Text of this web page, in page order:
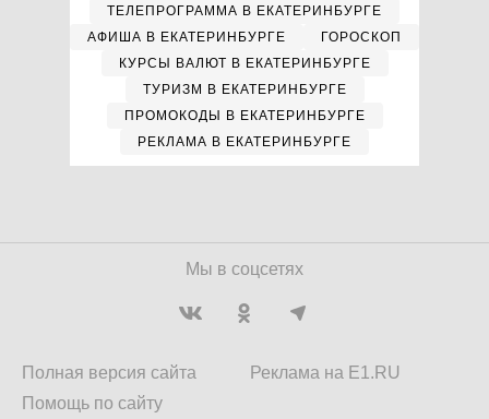
ТЕЛЕПРОГРАММА В ЕКАТЕРИНБУРГЕ
АФИША В ЕКАТЕРИНБУРГЕ
ГОРОСКОП
КУРСЫ ВАЛЮТ В ЕКАТЕРИНБУРГЕ
ТУРИЗМ В ЕКАТЕРИНБУРГЕ
ПРОМОКОДЫ В ЕКАТЕРИНБУРГЕ
РЕКЛАМА В ЕКАТЕРИНБУРГЕ
Мы в соцсетях
Полная версия сайта
Помощь по сайту
Реклама на E1.RU